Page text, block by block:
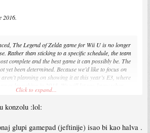
2016.
The Legend of Zelda game for Wii U is no longer
Rather than sticking to a specific schedule, the team
complete and the best game it can possibly be. The
yet been determined. Because we’d like to focus on
planning on showing it at this year’s E3, where
specifics."
03/27/ ... en-delayed
Click to expand...
konzolu :lol:
glupi gamepad (jeftinije) isao bi kao halva .